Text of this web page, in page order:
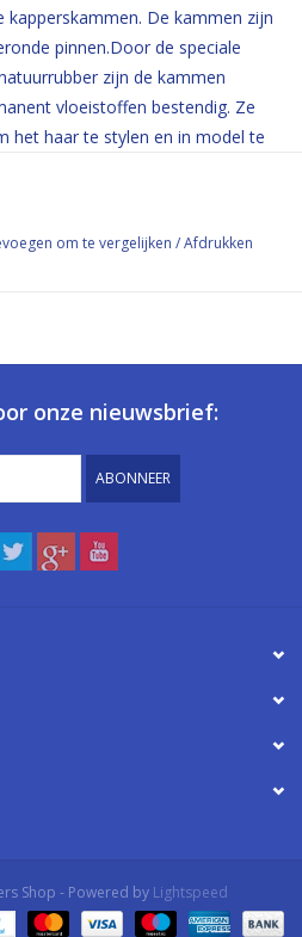
kapperskammen. De kammen zijn
pinnen.Door de speciale
zijn de kammen
vloeistoffen bestendig. Ze
het haar te stylen en in model te
om te vergelijken /Afdrukken
onze nieuwsbrief:
ABONNEER
Shop - Powered by Lightspeed